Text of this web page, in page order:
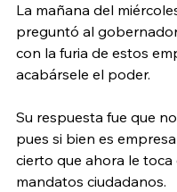
La mañana del
preguntó al
con la furia de estos
acabársele el poder.
Su respuesta fue que
pues si bien es
cierto que ahora le toca
mandatos ciudadanos.